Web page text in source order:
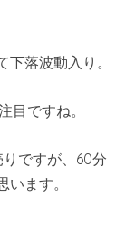
下落波動入り。
目ですね。
ですが、60分
ます。